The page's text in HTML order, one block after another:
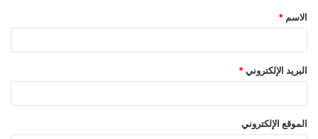
*
الاسم *
البريد الإلكتروني *
الموقع الإلكتروني